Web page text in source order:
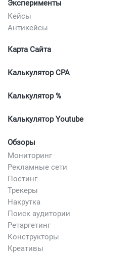
Эксперименты
Кейсы
Антикейсы
Карта Сайта
Калькулятор CPA
Калькулятор %
Калькулятор Youtube
Обзоры
Мониторинг
Рекламные сети
Постинг
Трекеры
Накрутка
Поиск аудитории
Ретаргетинг
Конструкторы
Креативы